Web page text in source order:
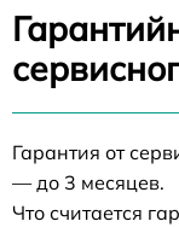
Гарантия от
— до 3 месяцев.
Что считается